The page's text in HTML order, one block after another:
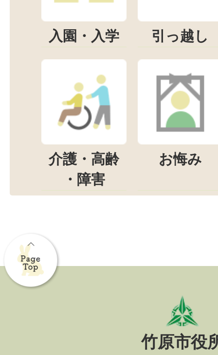
入園・入学 引っ越し
介護・高齢
・障害
お悔み
竹原市役